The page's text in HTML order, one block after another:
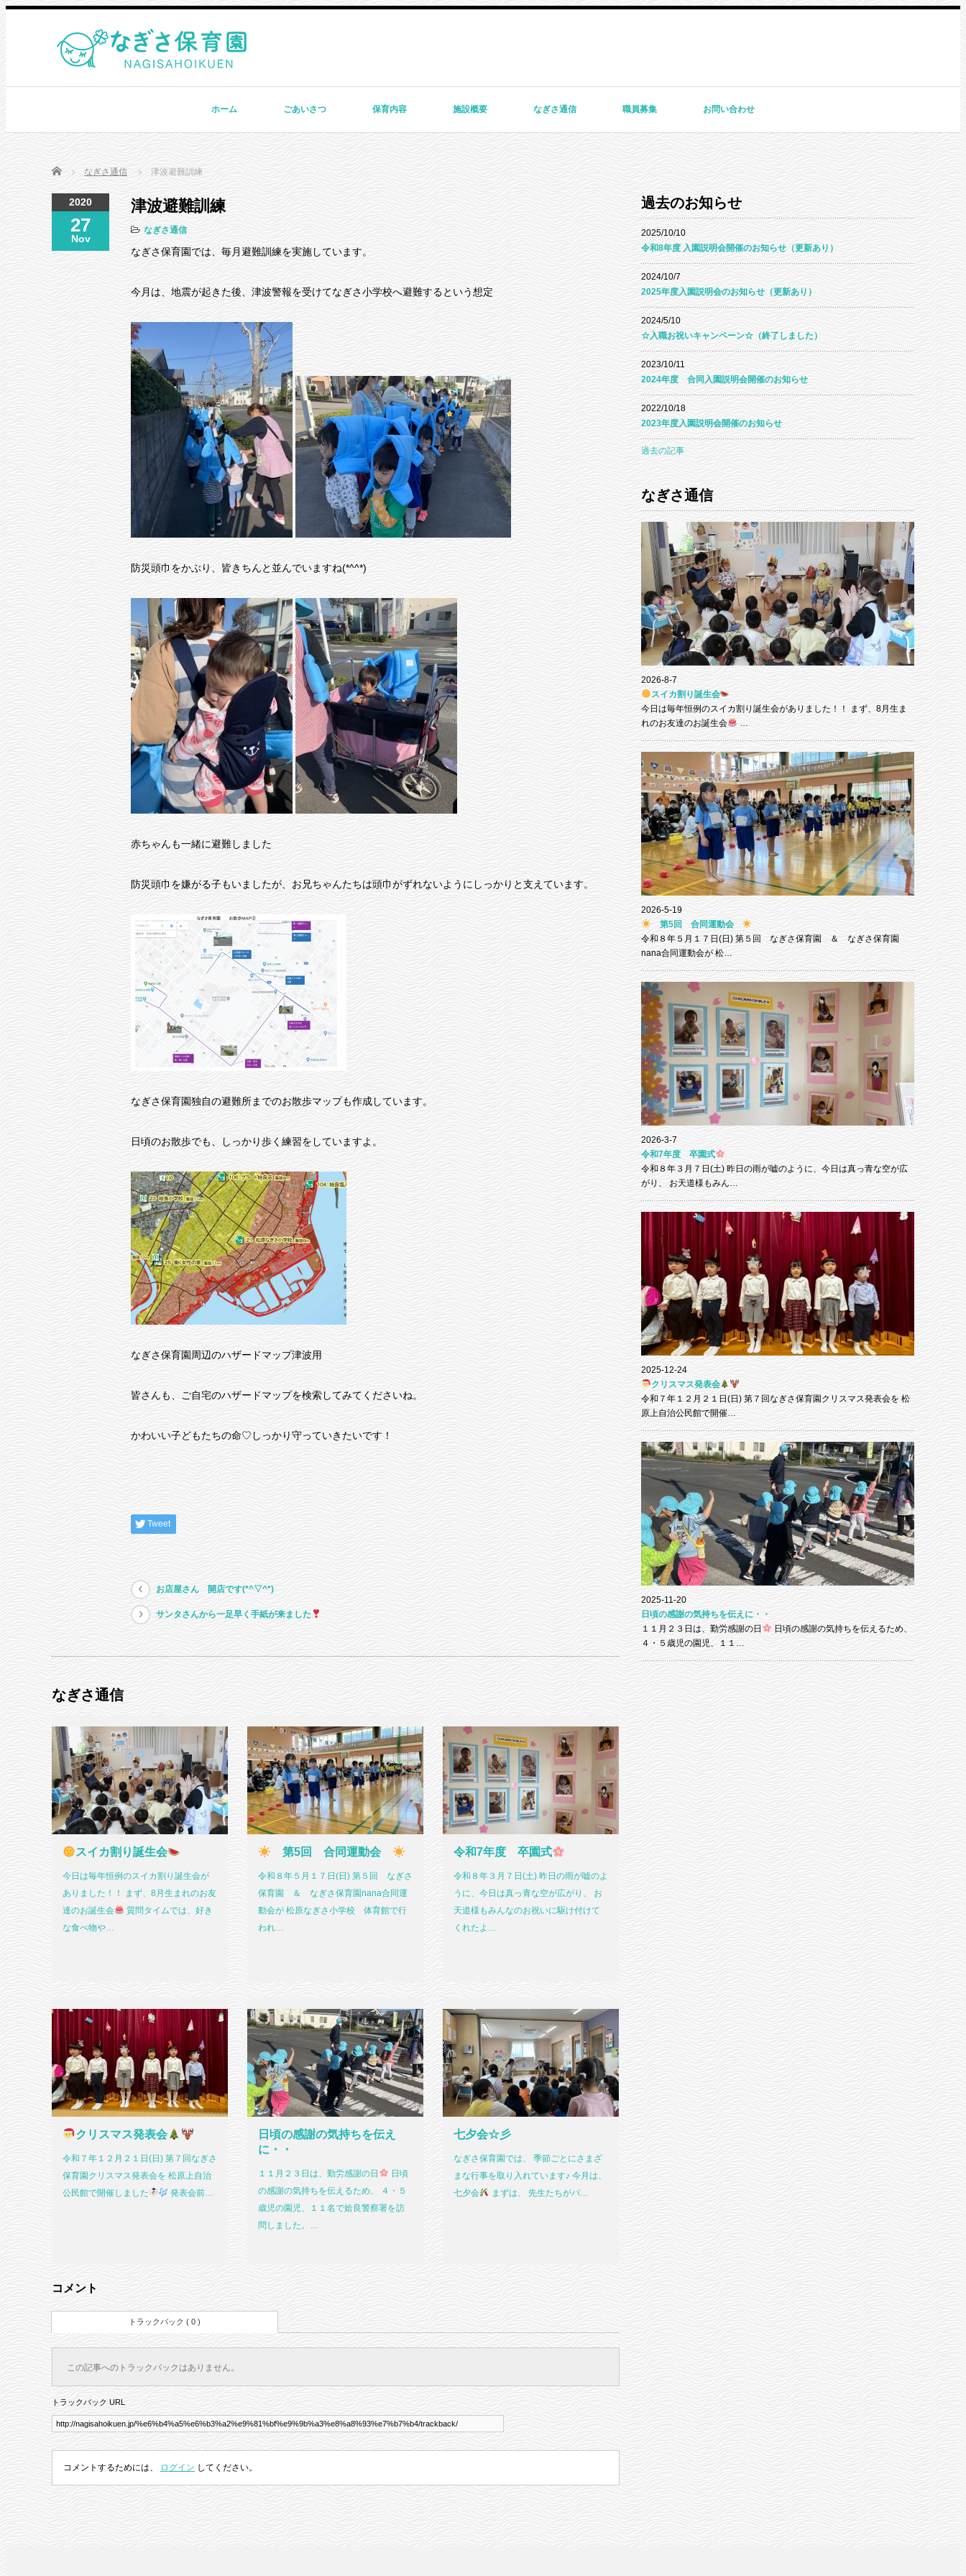
ホーム ごあいさつ 保育内容 施設概要 なぎさ通信 職員募集 お問い合わせ
Home なぎさ通信 津波避難訓練
2020
27
Nov
津波避難訓練
なぎさ通信
なぎさ保育園では、毎月避難訓練を実施しています。
今月は、地震が起きた後、津波警報を受けてなぎさ小学校へ避難するという想定
防災頭巾をかぶり、皆きちんと並んでいますね(*^^*)
赤ちゃんも一緒に避難しました
防災頭巾を嫌がる子もいましたが、お兄ちゃんたちは頭巾がずれないようにしっかりと支えています。
なぎさ保育園独自の避難所までのお散歩マップも作成しています。
日頃のお散歩でも、しっかり歩く練習をしていますよ。
なぎさ保育園周辺のハザードマップ津波用
皆さんも、ご自宅のハザードマップを検索してみてくださいね。
かわいい子どもたちの命♡しっかり守っていきたいです！
Tweet
お店屋さん 開店です(*^▽^*)
サンタさんから一足早く手紙が来ました
なぎさ通信
スイカ割り誕生会
今日は毎年恒例のスイカ割り誕生会が
ありました！！ まず、8月生まれのお友
達のお誕生会
質問タイムでは、好き
な食べ物や…
第5回 合同運動会
令和８年５月１７日(日) 第５回 なぎさ
保育園 ＆ なぎさ保育園nana合同運
動会が 松原なぎさ小学校 体育館で行
われ…
令和7年度 卒園式
令和８年３月７日(土) 昨日の雨が嘘のよ
うに、今日は真っ青な空が広がり、 お
天道様もみんなのお祝いに駆け付けて
くれたよ…
クリスマス発表会
令和７年１２月２１日(日) 第７回なぎさ
保育園クリスマス発表会を 松原上自治
公民館で開催しました
発表会前…
日頃の感謝の気持ちを伝え
に・・
１１月２３日は、勤労感謝の日
日頃
の感謝の気持ちを伝えるため、 ４・５
歳児の園児、１１名で姶良警察署を訪
問しました。…
七夕会☆彡
なぎさ保育園では、 季節ごとにさまざ
まな行事を取り入れています♪ 今月は、
七夕会
まずは、 先生たちがパ…
コメント
トラックバック ( 0 )
この記事へのトラックバックはありません。
トラックバック URL
コメントするためには、 ログイン してください。
過去のお知らせ
2025/10/10
令和8年度 入園説明会開催のお知らせ（更新あり）
2024/10/7
2025年度入園説明会のお知らせ（更新あり）
2024/5/10
☆入職お祝いキャンペーン☆（終了しました）
2023/10/11
2024年度 合同入園説明会開催のお知らせ
2022/10/18
2023年度入園説明会開催のお知らせ
過去の記事
なぎさ通信
2026-8-7
スイカ割り誕生会
今日は毎年恒例のスイカ割り誕生会がありました！！ まず、8月生ま
れのお友達のお誕生会
…
2026-5-19
第5回 合同運動会
令和８年５月１７日(日) 第５回 なぎさ保育園 ＆ なぎさ保育園
nana合同運動会が 松…
2026-3-7
令和7年度 卒園式
令和８年３月７日(土) 昨日の雨が嘘のように、今日は真っ青な空が広
がり、 お天道様もみん…
2025-12-24
クリスマス発表会
令和７年１２月２１日(日) 第７回なぎさ保育園クリスマス発表会を 松
原上自治公民館で開催…
2025-11-20
日頃の感謝の気持ちを伝えに・・
１１月２３日は、勤労感謝の日
日頃の感謝の気持ちを伝えるため、
４・５歳児の園児、１１…